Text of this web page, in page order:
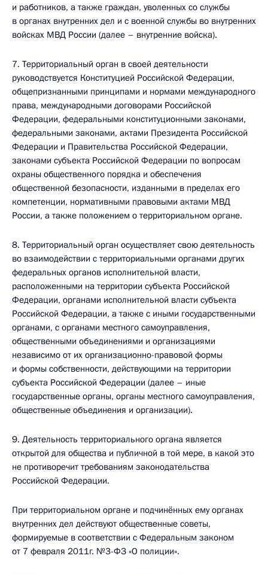
и работников, а также граждан, уволенных со службы
в органах внутренних дел и с военной службы во внутренних
войсках МВД России (далее – внутренние войска).
7. Территориальный орган в своей деятельности
руководствуется Конституцией Российской Федерации,
общепризнанными принципами и нормами международного
права, международными договорами Российской
Федерации, федеральными конституционными законами,
федеральными законами, актами Президента Российской
Федерации и Правительства Российской Федерации,
законами субъекта Российской Федерации по вопросам
охраны общественного порядка и обеспечения
общественной безопасности, изданными в пределах его
компетенции, нормативными правовыми актами МВД
России, а также положением о территориальном органе.
8. Территориальный орган осуществляет свою деятельность
во взаимодействии с территориальными органами других
федеральных органов исполнительной власти,
расположенными на территории субъекта Российской
Федерации, органами исполнительной власти субъекта
Российской Федерации, а также с иными государственными
органами, с органами местного самоуправления,
общественными объединениями и организациями
независимо от их организационно-правовой формы
и формы собственности, действующими на территории
субъекта Российской Федерации (далее – иные
государственные органы, органы местного самоуправления,
общественные объединения и организации).
9. Деятельность территориального органа является
открытой для общества и публичной в той мере, в какой это
не противоречит требованиям законодательства
Российской Федерации.
При территориальном органе и подчинённых ему органах
внутренних дел действуют общественные советы,
формируемые в соответствии с Федеральным законом
от 7 февраля 2011г. №3-ФЗ «О полиции».